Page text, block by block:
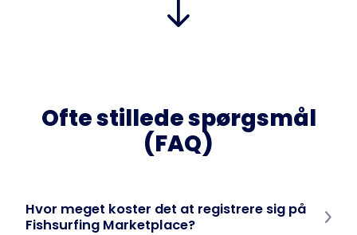
Ofte stillede spørgsmål
(FAQ)
Hvor meget koster det at registrere sig på
Fishsurfing Marketplace?